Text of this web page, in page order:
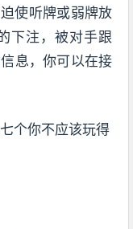
使听牌或弱牌放
下注，被对手跟
息，你可以在接